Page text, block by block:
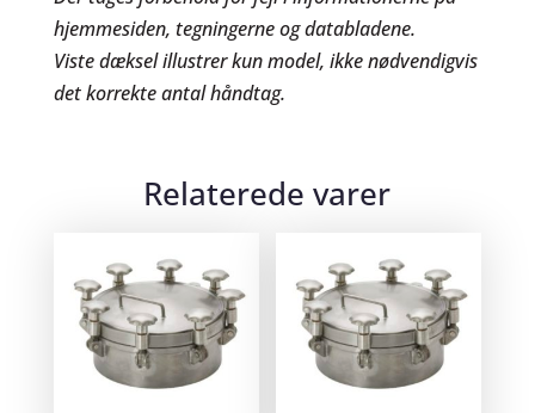
hjemmesiden, tegningerne og databladene.
Viste dæksel illustrer kun model, ikke nødvendigvis
det korrekte antal håndtag.
Relaterede varer